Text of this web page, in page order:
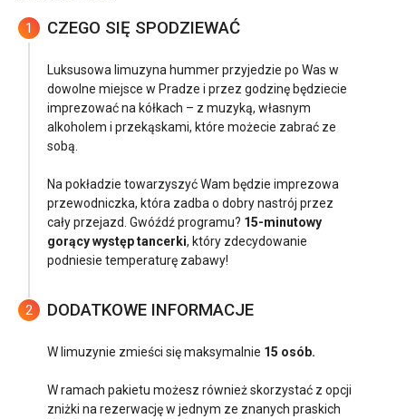
1 CZEGO SIĘ SPODZIEWAĆ
Luksusowa limuzyna hummer przyjedzie po Was w
dowolne miejsce w Pradze i przez godzinę będziecie
imprezować na kółkach – z muzyką, własnym
alkoholem i przekąskami, które możecie zabrać ze
sobą.
Na pokładzie towarzyszyć Wam będzie imprezowa
przewodniczka, która zadba o dobry nastrój przez
cały przejazd. Gwóźdź programu? 15-minutowy
gorący występ tancerki, który zdecydowanie
podniesie temperaturę zabawy!
2 DODATKOWE INFORMACJE
W limuzynie zmieści się maksymalnie 15 osób.
W ramach pakietu możesz również skorzystać z opcji
zniżki na rezerwację w jednym ze znanych praskich